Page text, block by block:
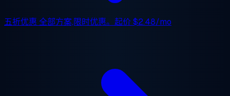
五折优惠 全部方案,限时优惠。起价$2.48/mo